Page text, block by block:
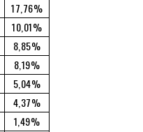
17,76%
10,01%
8,85%
8,19%
5,04%
4,37%
1,49%